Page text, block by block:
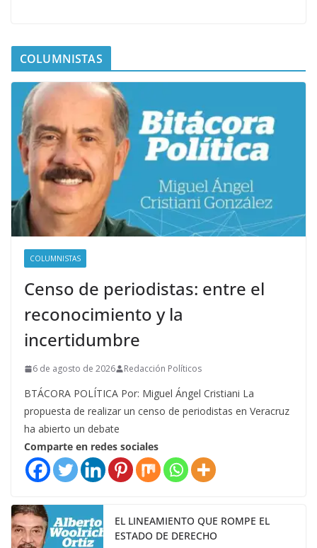
COLUMNISTAS
COLUMNISTAS
Censo de periodistas: entre el
reconocimiento y la
incertidumbre
6 de agosto de 2026 Redacción Políticos
BTÁCORA POLÍTICA Por: Miguel Ángel Cristiani La
propuesta de realizar un censo de periodistas en Veracruz
ha abierto un debate
Comparte en redes sociales
EL LINEAMIENTO QUE ROMPE EL
ESTADO DE DERECHO